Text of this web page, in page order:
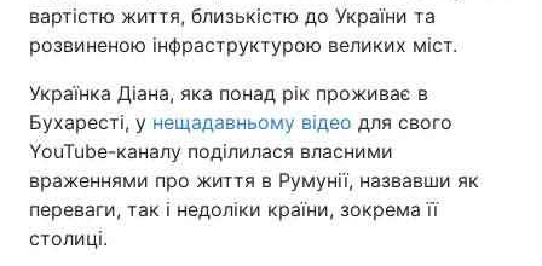
вартістю життя, близькістю до України та
розвиненою інфраструктурою великих міст.
Українка Діана, яка понад рік проживає в
Бухаресті, у нещадавньому відео для свого
YouTube-каналу поділилася власними
враженнями про життя в Румунії, назвавши як
переваги, так і недоліки країни, зокрема її
столиці.